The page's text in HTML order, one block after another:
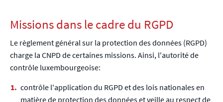
Missions dans le cadre du RGPD
Le règlement général sur la protection des données (RGPD)
charge la CNPD de certaines missions. Ainsi, l'autorité de
contrôle luxembourgeoise:
contrôle l'application du RGPD et des lois nationales en
matière de protection des données et veille au respect de